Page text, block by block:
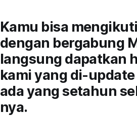
Kamu bisa
dengan bergabung
langsung dapatkan
kami yang di-
ada yang setahun
nya.